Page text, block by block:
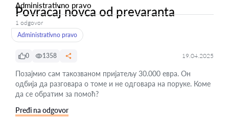
Administrativno pravo
Povracaj novca od prevaranta
1 odgovor
Administrativno pravo
0 1358 19.04.2025
Позајмио сам такозваном пријатељу 30.000 евра. Он
одбија да разговара о томе и не одговара на поруке. Коме
да се обратим за помоћ?
Pređi na odgovor